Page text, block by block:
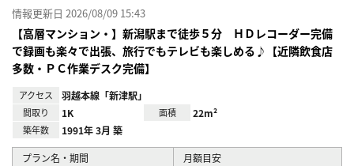
情報更新日 2026/08/09 15:43
【高層マンション・】新潟駅まで徒歩５分 ＨＤレコーダー完備
で録画も楽々で出張、旅行でもテレビも楽しめる♪【近隣飲食店
多数・ＰＣ作業デスク完備】
アクセス 羽越本線「新津駅」
間取り 1K 面積 22m²
築年数 1991年 3月 築
プラン名・期間 月額目安